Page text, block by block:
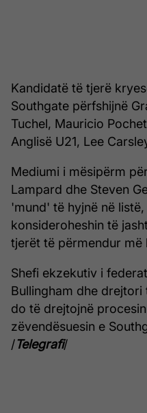
Kandidatë të tjerë
Southgate përfshijnë
Tuchel, Mauricio
Anglisë U21, Lee
Mediumi i mësipërm
Lampard dhe Steven
'mund' të hyjnë në
konsideroheshin të
tjerët të përmendur më
Shefi ekzekutiv i
Bullingham dhe
do të drejtojnë
zëvendësuesin e
/Telegrafi/